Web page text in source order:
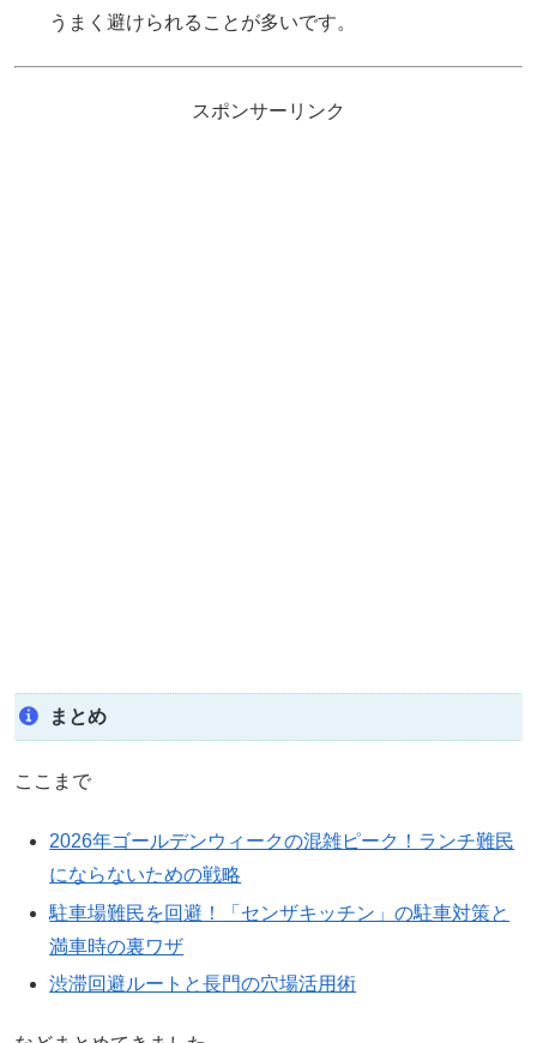
うまく避けられることが多いです。
スポンサーリンク
まとめ
ここまで
2026年ゴールデンウィークの混雑ピーク！ランチ難民
にならないための戦略
駐車場難民を回避！「センザキッチン」の駐車対策と
満車時の裏ワザ
渋滞回避ルートと長門の穴場活用術